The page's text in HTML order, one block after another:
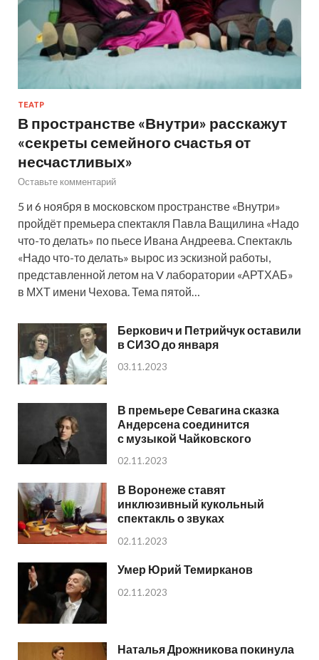
ТЕАТР
В пространстве «Внутри» расскажут
«секреты семейного счастья от
несчастливых»
Оставьте комментарий
5 и 6 ноября в московском пространстве «Внутри»
пройдёт премьера спектакля Павла Ващилина «Надо
что-то делать» по пьесе Ивана Андреева. Спектакль
«Надо что-то делать» вырос из эскизной работы,
представленной летом на V лаборатории «АРТХАБ»
в МХТ имени Чехова. Тема пятой…
Беркович и Петрийчук оставили
в СИЗО до января
03.11.2023
В премьере Севагина сказка
Андерсена соединится
с музыкой Чайковского
02.11.2023
В Воронеже ставят
инклюзивный кукольный
спектакль о звуках
02.11.2023
Умер Юрий Темирканов
02.11.2023
Наталья Дрожникова покинула